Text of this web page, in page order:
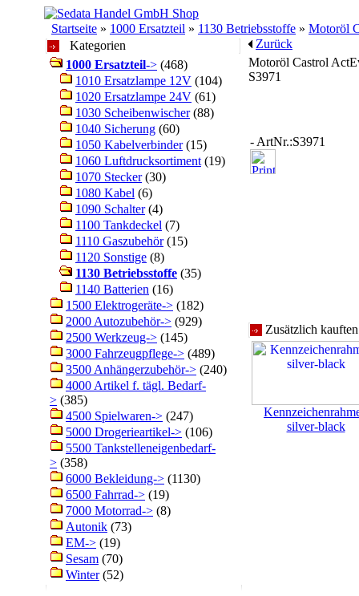
Startseite » 1000 Ersatzteil » 1130 Betriebsstoffe » Motoröl
Kategorien
1000 Ersatzteil-> (468)
1010 Ersatzlampe 12V (104)
1020 Ersatzlampe 24V (61)
1030 Scheibenwischer(88)
1040 Sicherung (60)
1050 Kabelverbinder(15)
1060 Luftdrucksortiment (19)
1070 Stecker(30)
1080 Kabel (6)
1090 Schalter(4)
1100 Tankdeckel (7)
1110 Gaszubehör(15)
1120 Sonstige (8)
1130 Betriebsstoffe (35)
1140 Batterien (16)
1500 Elektrogeräte-> (182)
2000 Autozubehör-> (929)
2500 Werkzeug-> (145)
3000 Fahrzeugpflege-> (489)
3500 Anhängerzubehör-> (240)
4000 Artikel f. tägl. Bedarf-
> (385)
4500 Spielwaren-> (247)
5000 Drogerieartikel-> (106)
5500 Tankstelleneigenbedarf-
> (358)
6000 Bekleidung-> (1130)
6500 Fahrrad-> (19)
7000 Motorrad-> (8)
Autonik (73)
EM-> (19)
Sesam (70)
Winter(52)
Zurück
Motoröl Castrol
S3971
- ArtNr.:S3971
Zusätzlich
silver-black